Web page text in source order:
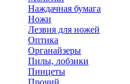
Наждачная бумага
Ножи
Лезвия для ножей
Оптика
Органайзеры
Пилы, лобзики
Пинцеты
Прочий